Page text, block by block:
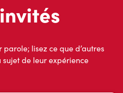
parole; lisez ce que d’autres
de leur expérience